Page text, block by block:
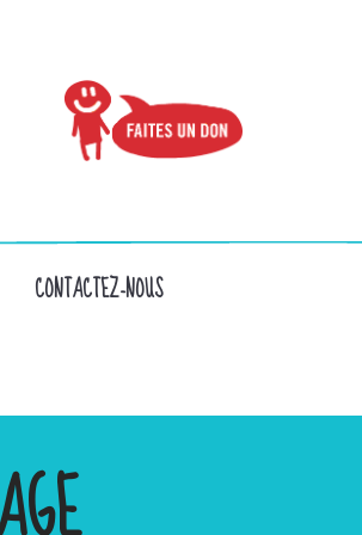
CONTACTEZ-NOUS